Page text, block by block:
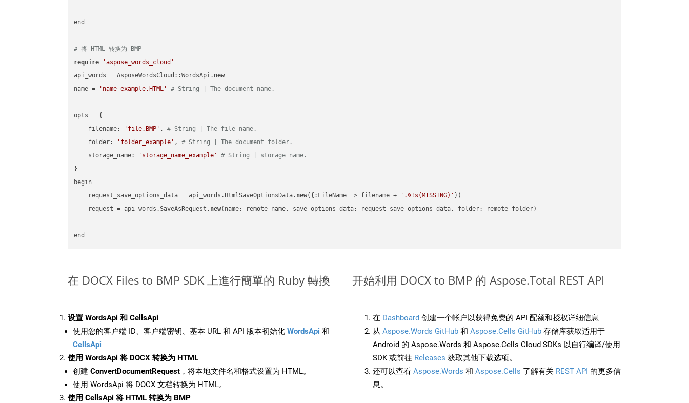
end
# 将 HTML 转换为 BMP
require
'aspose_words_cloud'
api_words = AsposeWordsCloud::WordsApi. new
name =
'name_example.HTML' # String | The document name.
opts = {
    filename:
'file.BMP' , # String | The file name.
    folder:
'folder_example' , # String | The document folder.
    storage_name:
'storage_name_example'
# String | storage name.
}
begin
    request_save_options_data = api_words.HtmlSaveOptionsData.
new({:FileName => filename + '.%!s(MISSING)' })
    request = api_words.SaveAsRequest.
new(name: remote_name, save_options_data: request_save_options_data, folder: remote_folder)
在 DOCX Files to BMP SDK 上進行簡單的 Ruby 轉換
设置 WordsApi 和 CellsApi
使用您的客户端 ID、客户端密钥、基本 URL 和 API 版本初始化 WordsApi 和
CellsApi
使用 WordsApi 将 DOCX 转换为 HTML
创建 ConvertDocumentRequest ，将本地文件名和格式设置为 HTML。
使用 WordsApi 将 DOCX 文档转换为 HTML。
使用 CellsApi 将 HTML 转换为 BMP
开始利用 DOCX to BMP 的 Aspose.Total REST API
在 Dashboard 创建一个帐户以获得免费的 API 配额和授权详细信息
从 Aspose.Words GitHub 和 Aspose.Cells GitHub 存储库获取适用于
Android 的 Aspose.Words 和 Aspose.Cells Cloud SDKs 以自行编译/使用
SDK 或前往 Releases 获取其他下载选项。
还可以查看 Aspose.Words 和 Aspose.Cells 了解有关 REST API 的更多信
息。